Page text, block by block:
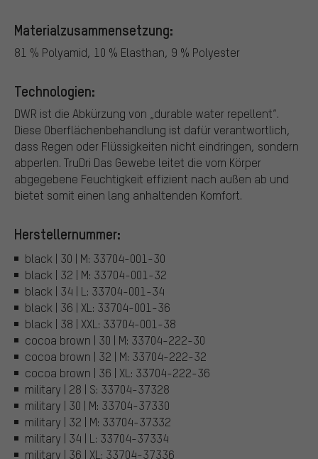
Materialzusammensetzung:
81 % Polyamid, 10 % Elasthan, 9 % Polyester
Technologien:
DWR ist die Abkürzung von „durable water repellent“.
Diese Oberflächenbehandlung ist dafür verantwortlich,
dass Regen oder Flüssigkeiten nicht eindringen, sondern
abperlen. TruDri Das Gewebe leitet die vom Körper
abgegebene Feuchtigkeit effizient nach außen ab und
bietet somit einen lang anhaltenden Komfort.
Herstellernummer:
black | 30 | M: 33704-001-30
black | 32 | M: 33704-001-32
black | 34 | L: 33704-001-34
black | 36 | XL: 33704-001-36
black | 38 | XXL: 33704-001-38
cocoa brown | 30 | M: 33704-222-30
cocoa brown | 32 | M: 33704-222-32
cocoa brown | 36 | XL: 33704-222-36
military | 28 | S: 33704-37328
military | 30 | M: 33704-37330
military | 32 | M: 33704-37332
military | 34 | L: 33704-37334
military | 36 | XL: 33704-37336